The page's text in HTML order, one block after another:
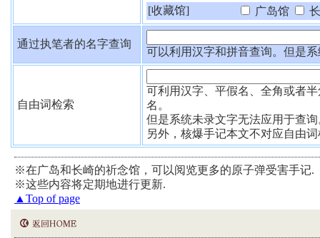
[收藏馆]
广岛馆
通过执笔者的名字查询
可以利用汉字和拼音查询。但是
自由词检索
可利用汉字、平假名、全角或者
名。
但是系统未录文字无法应用于查询
另外，核爆手记本文不对应自由
※在广岛和长崎的祈念馆，可以阅览更多的原子弹受害手记.
※这些内容将定期地进行更新.
▲Top of page